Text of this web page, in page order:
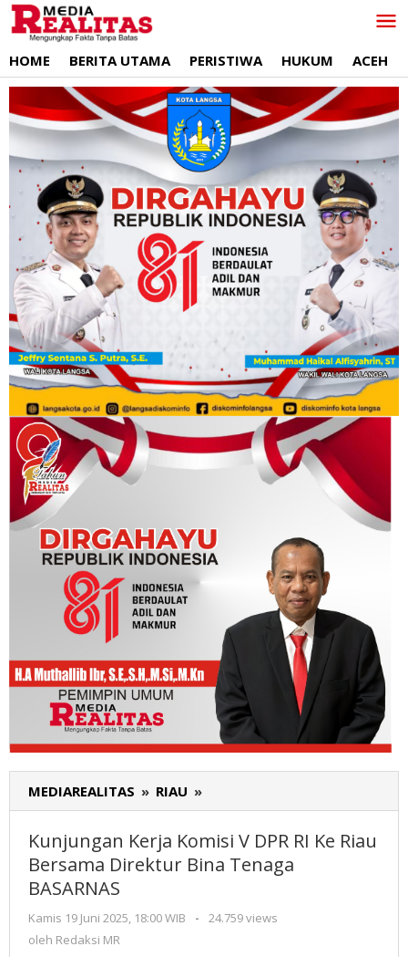
Lewati
ke
HOME BERITA UTAMA PERISTIWA HUKUM ACEH
MEDIAREALITAS » RIAU »
Kerja
Komisi
V
DPR
Ke
Kunjungan Kerja Komisi V DPR RI Ke Riau
Bersama Direktur Bina Tenaga
BASARNAS
Kamis 19 Juni 2025, 18:00 WIB
oleh
-
24.759 views
oleh Redaksi MR